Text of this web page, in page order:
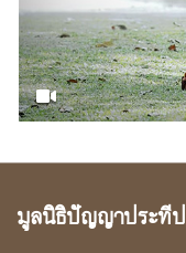
มูลนิธิปัญญาประทีป